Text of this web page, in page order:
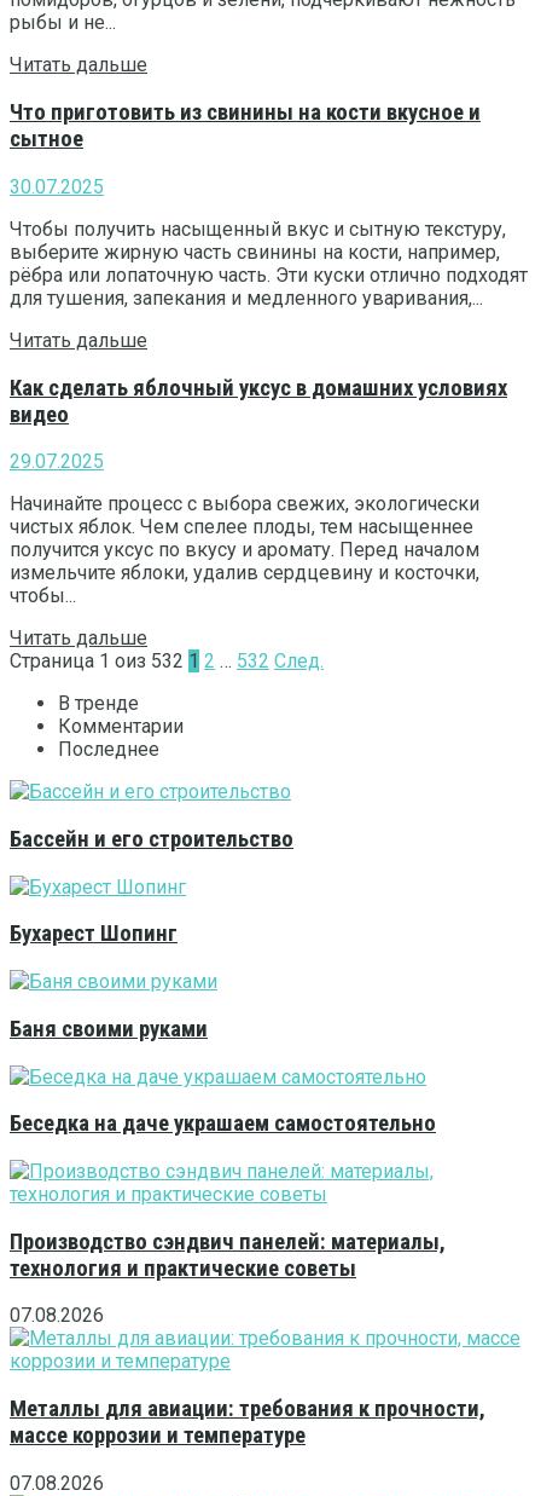
рыбы и не...
Читать дальше
Что приготовить из свинины на кости вкусное и
сытное
30.07.2025
Чтобы получить насыщенный вкус и сытную текстуру,
выберите жирную часть свинины на кости, например,
рёбра или лопаточную часть. Эти куски отлично подходят
для тушения, запекания и медленного уваривания,...
Читать дальше
Как сделать яблочный уксус в домашних условиях
видео
29.07.2025
Начинайте процесс с выбора свежих, экологически
чистых яблок. Чем спелее плоды, тем насыщеннее
получится уксус по вкусу и аромату. Перед началом
измельчите яблоки, удалив сердцевину и косточки,
чтобы...
Читать дальше
Страница 1 oиз 532 1 2 … 532 След.
В тренде
Комментарии
Последнее
Бассейн и его строительство
Бухарест Шопинг
Баня своими руками
Беседка на даче украшаем самостоятельно
Производство сэндвич панелей: материалы,
технология и практические советы
07.08.2026
Металлы для авиации: требования к прочности,
массе коррозии и температуре
07.08.2026